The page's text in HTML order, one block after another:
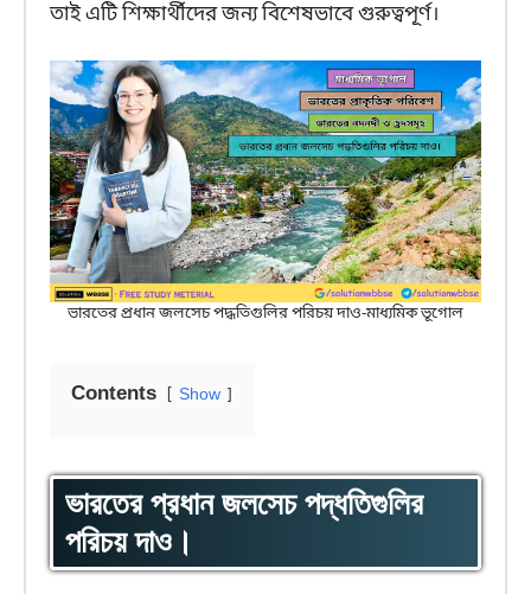
তাই এটি শিক্ষার্থীদের জন্য বিশেষভাবে গুরুত্বপূর্ণ।
ভারতের প্রধান জলসেচ পদ্ধতিগুলির পরিচয় দাও-মাধ্যমিক ভূগোল
Contents Show
ভারতের প্রধান জলসেচ পদ্ধতিগুলির
পরিচয় দাও।